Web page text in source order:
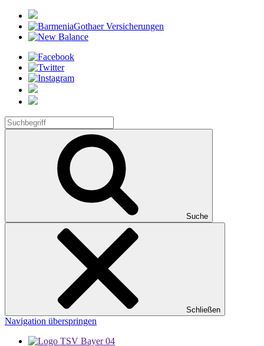
Suche
Schließen
Navigation überspringen